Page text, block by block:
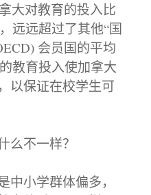
大对教育的投入比
远远超过了其他“国
会员国的平均
教育投入使加拿大
以保证在校学生可
么不一样？
中小学群体偏多，